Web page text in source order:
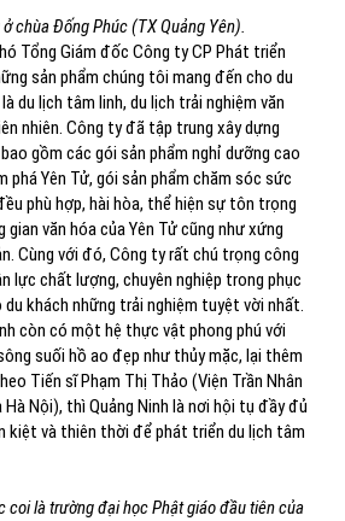
chùa Đống Phúc (TX Quảng Yên).
Tổng Giám đốc Công ty CP Phát triển
sản phẩm chúng tôi mang đến cho du
du lịch tâm linh, du lịch trải nghiệm văn
nhiên. Công ty đã tập trung xây dựng
gồm các gói sản phẩm nghỉ dưỡng cao
phá Yên Tử, gói sản phẩm chăm sóc sức
phù hợp, hài hòa, thể hiện sự tôn trọng
văn hóa của Yên Tử cũng như xứng
Cùng với đó, Công ty rất chú trọng công
lực chất lượng, chuyên nghiệp trong phục
du khách những trải nghiệm tuyệt vời nhất.
còn có một hệ thực vật phong phú với
suối hồ ao đẹp như thủy mặc, lại thêm
Tiến sĩ Phạm Thị Thảo (Viện Trần Nhân
Nội), thì Quảng Ninh là nơi hội tụ đầy đủ
kiệt và thiên thời để phát triển du lịch tâm
coi là trường đại học Phật giáo đầu tiên của